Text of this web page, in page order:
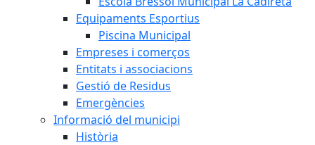
Equipaments Esportius
Piscina Municipal
Empreses i comerços
Entitats i associacions
Gestió de Residus
Emergències
Informació del municipi
Història